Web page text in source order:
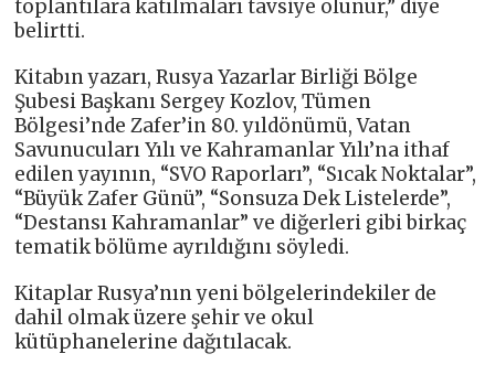
toplantılara katılmaları tavsiye olunur,” diye
belirtti.
Kitabın yazarı, Rusya Yazarlar Birliği Bölge
Şubesi Başkanı Sergey Kozlov, Tümen
Bölgesi’nde Zafer’in 80. yıldönümü, Vatan
Savunucuları Yılı ve Kahramanlar Yılı’na ithaf
edilen yayının, “SVO Raporları”, “Sıcak Noktalar”,
“Büyük Zafer Günü”, “Sonsuza Dek Listelerde”,
“Destansı Kahramanlar” ve diğerleri gibi birkaç
tematik bölüme ayrıldığını söyledi.
Kitaplar Rusya’nın yeni bölgelerindekiler de
dahil olmak üzere şehir ve okul
kütüphanelerine dağıtılacak.